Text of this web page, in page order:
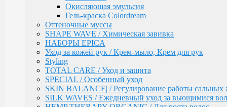
ARGANIA RISE ORGANIC / Блеск и гладкость волос
AMBER SHINE ORGANIC / Для придания блеска
DEEP RECOVER / Восстановление поврежденных
VOLUME BOOSTER / Для придания объема
RICH COLOR / Для окрашенных волос
COMPLEX PRO / Защита во время и после
COLLAGEN PRO / Глубокое увлажнение волос
INTENSE MOISTURE / Для увлажнения и питания
DAILY HAIRCARE / Ежедневный уход
Техническая серия
Аксессуары
Окисляющая эмульсия
Гель-краска Colordream
Оттеночные муссы
SHAPE WAVE / Химическая завивка
НАБОРЫ EPICA
Уход за кожей рук / Крем-мыло, Крем для рук
Styling
TOTAL CARE / Уход и защита
SPECIAL / Особенный уход
SKIN BALANCE| / Регулирование работы сальных
SILK WAVES / Ежедневный уход за вьющимися